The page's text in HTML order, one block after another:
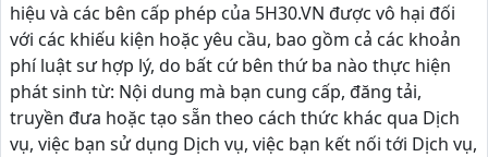
hiệu và các bên cấp phép của 5H30.VN được vô hại đối
với các khiếu kiện hoặc yêu cầu, bao gồm cả các khoản
phí luật sư hợp lý, do bất cứ bên thứ ba nào thực hiện
phát sinh từ: Nội dung mà bạn cung cấp, đăng tải,
truyền đưa hoặc tạo sẵn theo cách thức khác qua Dịch
vụ, việc bạn sử dụng Dịch vụ, việc bạn kết nối tới Dịch vụ,